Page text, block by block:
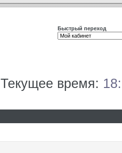
Быстрый переход
Текущее время: